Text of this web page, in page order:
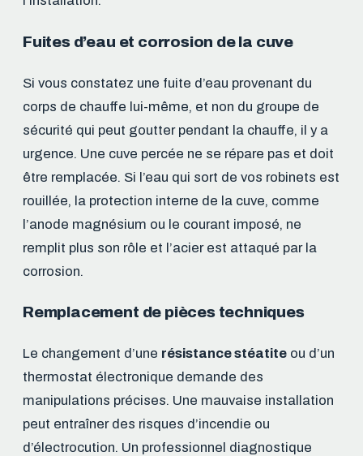
Fuites d’eau et corrosion de la cuve
Si vous constatez une fuite d’eau provenant du
corps de chauffe lui-même, et non du groupe de
sécurité qui peut goutter pendant la chauffe, il y a
urgence. Une cuve percée ne se répare pas et doit
être remplacée. Si l’eau qui sort de vos robinets est
rouillée, la protection interne de la cuve, comme
l’anode magnésium ou le courant imposé, ne
remplit plus son rôle et l’acier est attaqué par la
corrosion.
Remplacement de pièces techniques
Le changement d’une résistance stéatite ou d’un
thermostat électronique demande des
manipulations précises. Une mauvaise installation
peut entraîner des risques d’incendie ou
d’électrocution. Un professionnel diagnostique